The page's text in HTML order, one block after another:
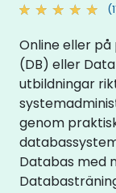
Online eller
(DB) eller
utbildningar
genom
Databas med